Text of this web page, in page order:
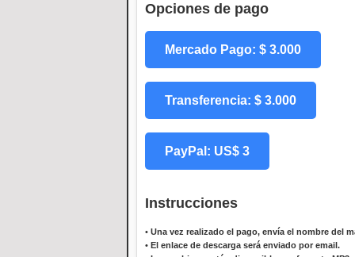
Opciones de pago
Mercado Pago: $ 3.000
Transferencia: $ 3.000
PayPal: US$ 3
Instrucciones
• Una vez realizado el pago, envía el nombre del
• El enlace de descarga será enviado por email.